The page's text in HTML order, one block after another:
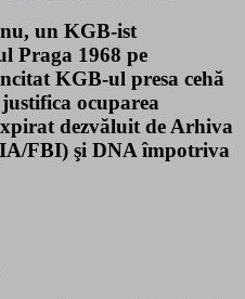
un KGB-ist
Praga 1968 pe
KGB-ul presa cehă
ocuparea
dezvăluit de Arhiva
FBI) şi DNA împotriva